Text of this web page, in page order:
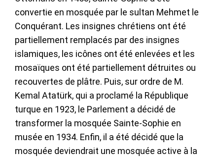
convertie en mosquée par le sultan Mehmet le
Conquérant. Les insignes chrétiens ont été
partiellement remplacés par des insignes
islamiques, les icônes ont été enlevées et les
mosaïques ont été partiellement détruites ou
recouvertes de plâtre. Puis, sur ordre de M.
Kemal Atatürk, qui a proclamé la République
turque en 1923, le Parlement a décidé de
transformer la mosquée Sainte-Sophie en
musée en 1934. Enfin, il a été décidé que la
mosquée deviendrait une mosquée active à la